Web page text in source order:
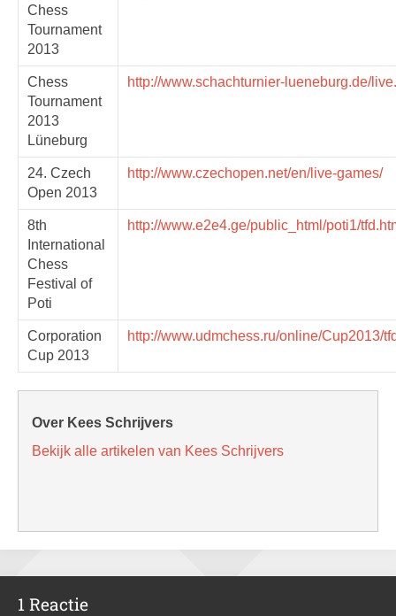
Chess
Tournament
2013
Chess
Tournament
2013
Lüneburg
http://www.schachturnier-lueneburg.de/
24. Czech
Open 2013
http://www.czechopen.net/en/live-games/
8th
International
Chess
Festival of
Poti
http://www.e2e4.ge/public_html/poti1/
Corporation
Cup 2013
http://www.udmchess.ru/online/Cup2013/
Over Kees Schrijvers
Bekijk alle artikelen van Kees Schrijvers
1 Reactie